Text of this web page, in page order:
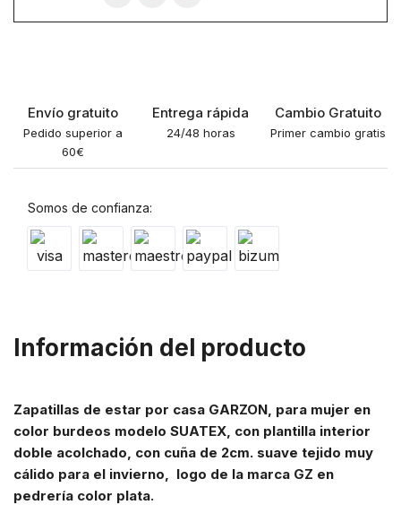
Envío gratuito
Pedido superior a
60€
Entrega rápida
24/48 horas
Cambio Gratuito
Primer cambio gratis
Somos de confianza:
Información del producto
Zapatillas de estar por casa GARZON, para mujer en
color burdeos modelo SUATEX, con plantilla interior
doble acolchado, con cuña de 2cm. suave tejido muy
cálido para el invierno, logo de la marca GZ en
pedrería color plata.